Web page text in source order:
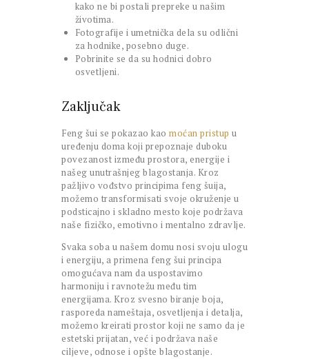
kako ne bi postali prepreke u našim
životima.
Fotografije i umetnička dela su odlični
za hodnike, posebno duge.
Pobrinite se da su hodnici dobro
osvetljeni.
Zaključak
Feng šui se pokazao kao moćan pristup u
uređenju doma koji prepoznaje duboku
povezanost između prostora, energije i
našeg unutrašnjeg blagostanja. Kroz
pažljivo vođstvo principima feng šuija,
možemo transformisati svoje okruženje u
podsticajno i skladno mesto koje podržava
naše fizičko, emotivno i mentalno zdravlje.
Svaka soba u našem domu nosi svoju ulogu
i energiju, a primena feng šui principa
omogućava nam da uspostavimo
harmoniju i ravnotežu među tim
energijama. Kroz svesno biranje boja,
rasporeda nameštaja, osvetljenja i detalja,
možemo kreirati prostor koji ne samo da je
estetski prijatan, već i podržava naše
ciljeve, odnose i opšte blagostanje.